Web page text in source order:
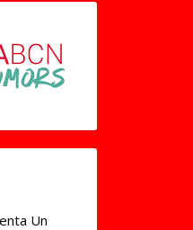
Un